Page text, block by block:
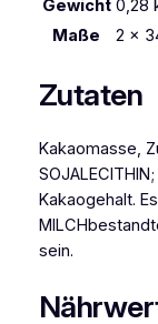
Gewicht 0,28
Maße
2 ×
Zutaten
Kakaomasse,
Kakaogehalt.
sein.